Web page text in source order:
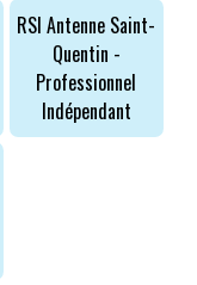
RSI Antenne Saint-
Quentin -
Professionnel
Indépendant